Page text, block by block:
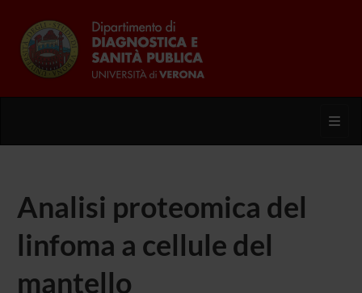
Analisi proteomica del
linfoma a cellule del
mantello